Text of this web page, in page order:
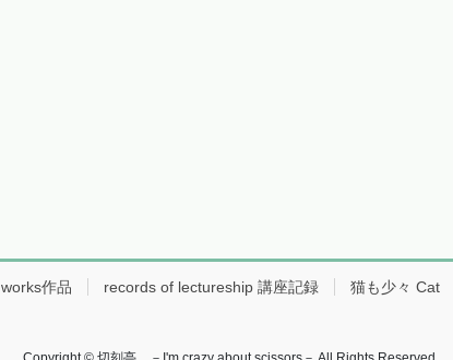
works作品 records of lectureship 講座記録 猫も少々 Cat